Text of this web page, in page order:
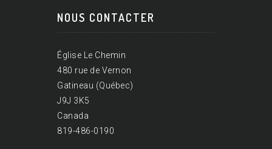
NOUS CONTACTER
Église Le Chemin
480 rue de Vernon
Gatineau (Québec)
J9J 3K5
Canada
819-486-0190